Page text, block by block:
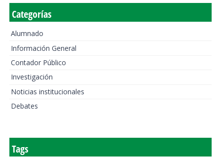
Categorías
Alumnado
Información General
Contador Público
Investigación
Noticias institucionales
Debates
Tags